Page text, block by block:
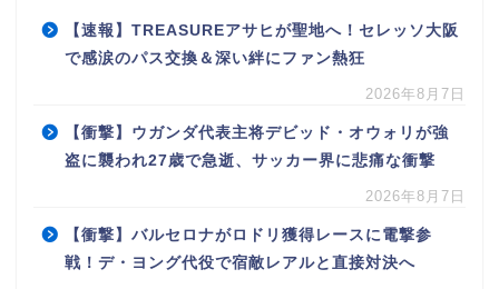
【速報】TREASUREアサヒが聖地へ！セレッソ大阪
で感涙のパス交換＆深い絆にファン熱狂
2026年8月7日
【衝撃】ウガンダ代表主将デビッド・オウォリが強
盗に襲われ27歳で急逝、サッカー界に悲痛な衝撃
2026年8月7日
【衝撃】バルセロナがロドリ獲得レースに電撃参
戦！デ・ヨング代役で宿敵レアルと直接対決へ